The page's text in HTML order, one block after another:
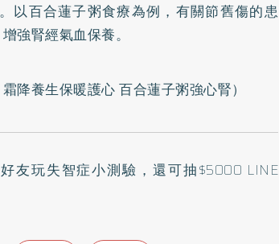
以百合蓮子粥食療為例，有關節舊傷的患
強腎經氣血保養。
霜降養生保暖護心 百合蓮子粥強心腎）
好友玩失智症小測驗，還可抽$5000 LINE